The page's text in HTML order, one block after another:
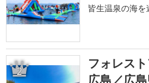
皆生温泉の海を
2
フォレス
広島／広